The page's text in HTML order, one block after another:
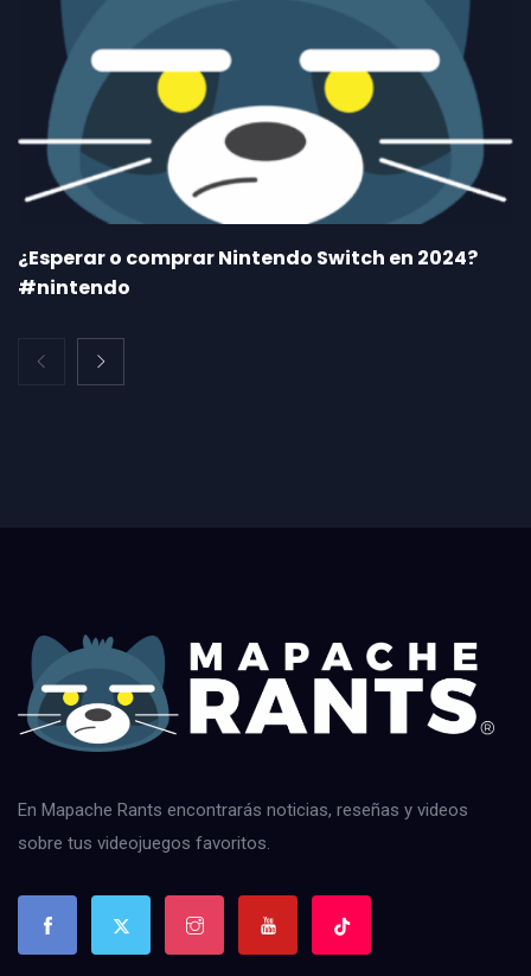
¿Esperar o comprar Nintendo Switch en 2024?
#nintendo
En Mapache Rants encontrarás noticias, reseñas y videos
sobre tus videojuegos favoritos.